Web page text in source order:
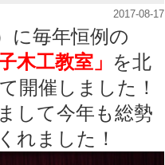
2017-08-17
に毎年恒例の
木工教室」 を北
開催しました！
して今年も総勢
れました！